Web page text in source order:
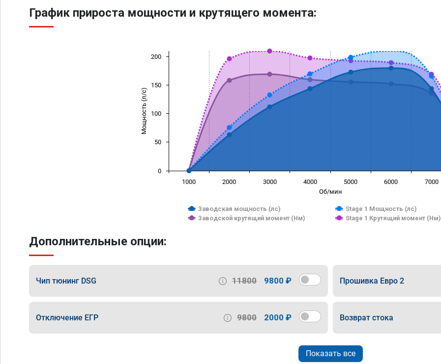
График прироста мощности и крутящего момента:
Об/мин
Мощность (л/с)
Заводская мощность (лс)
Stage 1 Мощность (лс)
Заводской крутящий момент (Нм)
Stage 1 Крутящий момент (Нм)
1000 2000 3000 4000 5000 6000 7000
0
50
100
150
200
Дополнительные опции:
Чип тюнинг DSG 11800 9800 ₽ Прошивка Евро 2
Отключение ЕГР 9800 2000 ₽ Возврат стока
Показать все